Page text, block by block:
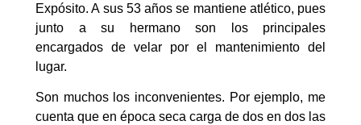
Expósito. A sus 53 años se mantiene atlético, pues
junto a su hermano son los principales
encargados de velar por el mantenimiento del
lugar.
Son muchos los inconvenientes. Por ejemplo, me
cuenta que en época seca carga de dos en dos las